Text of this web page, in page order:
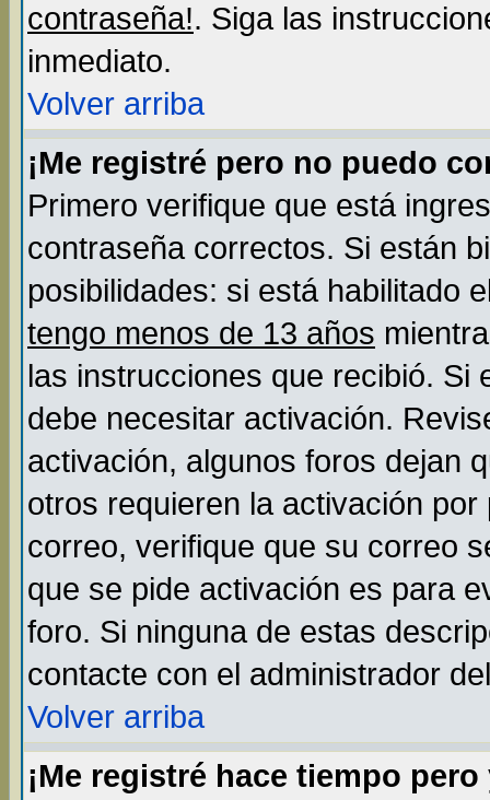
contraseña!. Siga las
inmediato.
Volver arriba
¡Me registré pero no puedo
Primero verifique que está
contraseña correctos. Si están
posibilidades: si está habilitado
tengo menos de 13 años
las instrucciones que recibió. Si
debe necesitar activación.
activación, algunos foros dejan
otros requieren la activación
correo, verifique que su correo
que se pide activación es para
foro. Si ninguna de estas
contacte con el administrador
Volver arriba
¡Me registré hace tiempo